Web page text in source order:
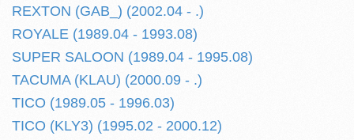
REXTON (GAB_) (2002.04 - .)
ROYALE (1989.04 - 1993.08)
SUPER SALOON (1989.04 - 1995.08)
TACUMA (KLAU) (2000.09 - .)
TICO (1989.05 - 1996.03)
TICO (KLY3) (1995.02 - 2000.12)